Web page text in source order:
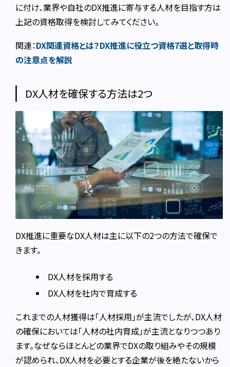
に付け、業界や自社のDX推進に寄与する人材を目指す方は
上記の資格取得を検討してみてください。
関連：DX関連資格とは？DX推進に役立つ資格7選と取得時
の注意点を解説
DX人材を確保する方法は2つ
DX推進に重要なDX人材は主に以下の2つの方法で確保で
きます。
DX人材を採用する
DX人材を社内で育成する
これまでの人材獲得は「人材採用」が主流でしたが、DX人材
の確保においては「人材の社内育成」が主流となりつつあり
ます。なぜならほとんどの業界でDXの取り組みやその規模
が認められ、DX人材を必要とする企業が後を絶たないから